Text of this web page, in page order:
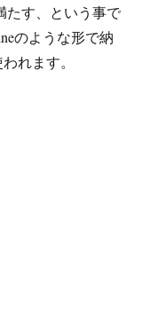
たす、という事で
のような形で納
れます。